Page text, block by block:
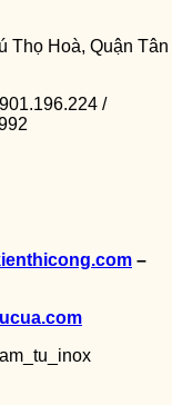
Thọ Hoà, Quận Tân
/
–